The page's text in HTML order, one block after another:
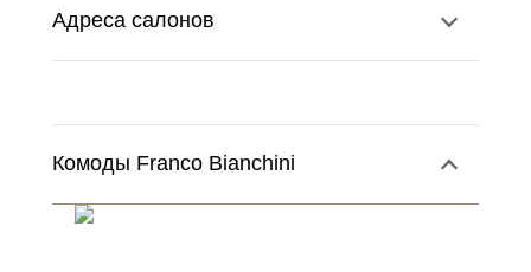
Адреса салонов
Комоды Franco Bianchini